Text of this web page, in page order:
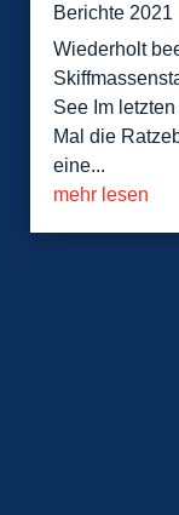
Berichte 2021
Wiederholt
See Im
Mal die
eine...
mehr lesen